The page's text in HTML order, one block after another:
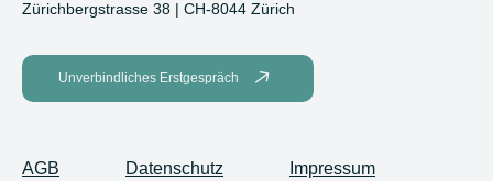
Zürichbergstrasse 38 | CH-8044 Zürich
Unverbindliches Erstgespräch
AGB Datenschutz Impressum